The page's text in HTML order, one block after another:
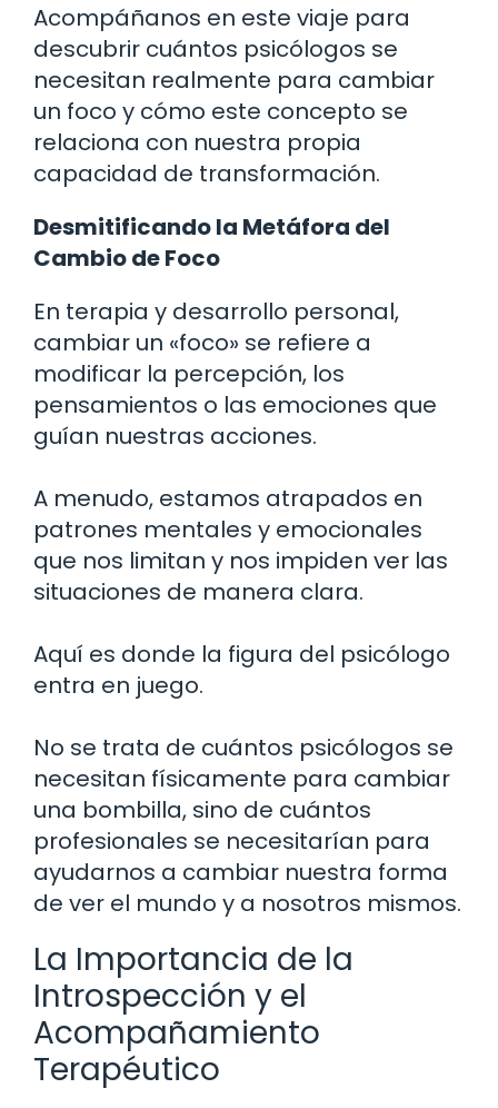
Acompáñanos en este viaje para
descubrir cuántos psicólogos se
necesitan realmente para cambiar
un foco y cómo este concepto se
relaciona con nuestra propia
capacidad de transformación.
Desmitificando la Metáfora del
Cambio de Foco
En terapia y desarrollo personal,
cambiar un «foco» se refiere a
modificar la percepción, los
pensamientos o las emociones que
guían nuestras acciones.
A menudo, estamos atrapados en
patrones mentales y emocionales
que nos limitan y nos impiden ver las
situaciones de manera clara.
Aquí es donde la figura del psicólogo
entra en juego.
No se trata de cuántos psicólogos se
necesitan físicamente para cambiar
una bombilla, sino de cuántos
profesionales se necesitarían para
ayudarnos a cambiar nuestra forma
de ver el mundo y a nosotros mismos.
La Importancia de la
Introspección y el
Acompañamiento
Terapéutico